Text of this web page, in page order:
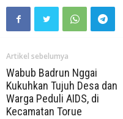
Artikel sebelumya
Wabub Badrun Nggai
Kukuhkan Tujuh Desa dan
Warga Peduli AIDS, di
Kecamatan Torue